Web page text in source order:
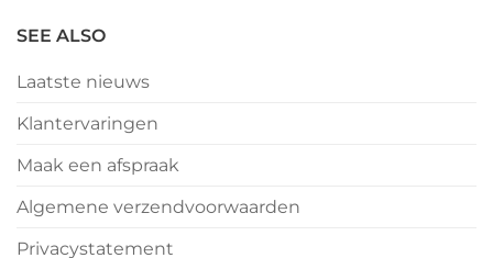
SEE ALSO
Laatste nieuws
Klantervaringen
Maak een afspraak
Algemene verzendvoorwaarden
Privacystatement